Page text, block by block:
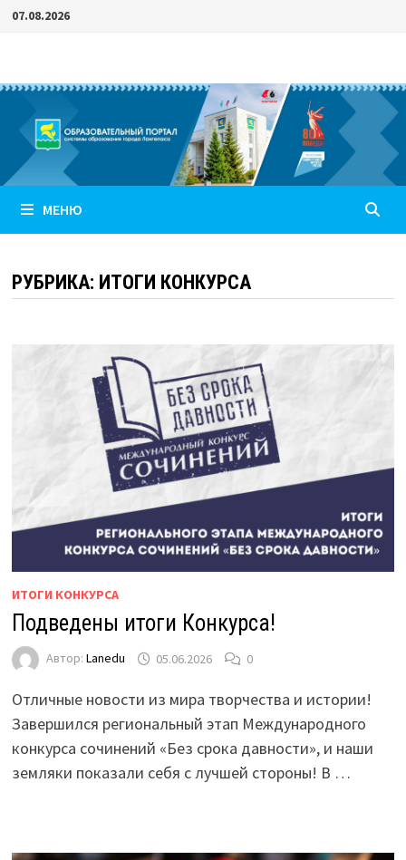
Перейти
07.08.2026
МЕНЮ
РУБРИКА: ИТОГИ КОНКУРСА
ИТОГИ КОНКУРСА
Подведены итоги Конкурса!
Автор: Lanedu 05.06.2026 0
Отличные новости из мира творчества и истории!
Завершился региональный этап Международного
конкурса сочинений «Без срока давности», и наши
земляки показали себя с лучшей стороны! В …